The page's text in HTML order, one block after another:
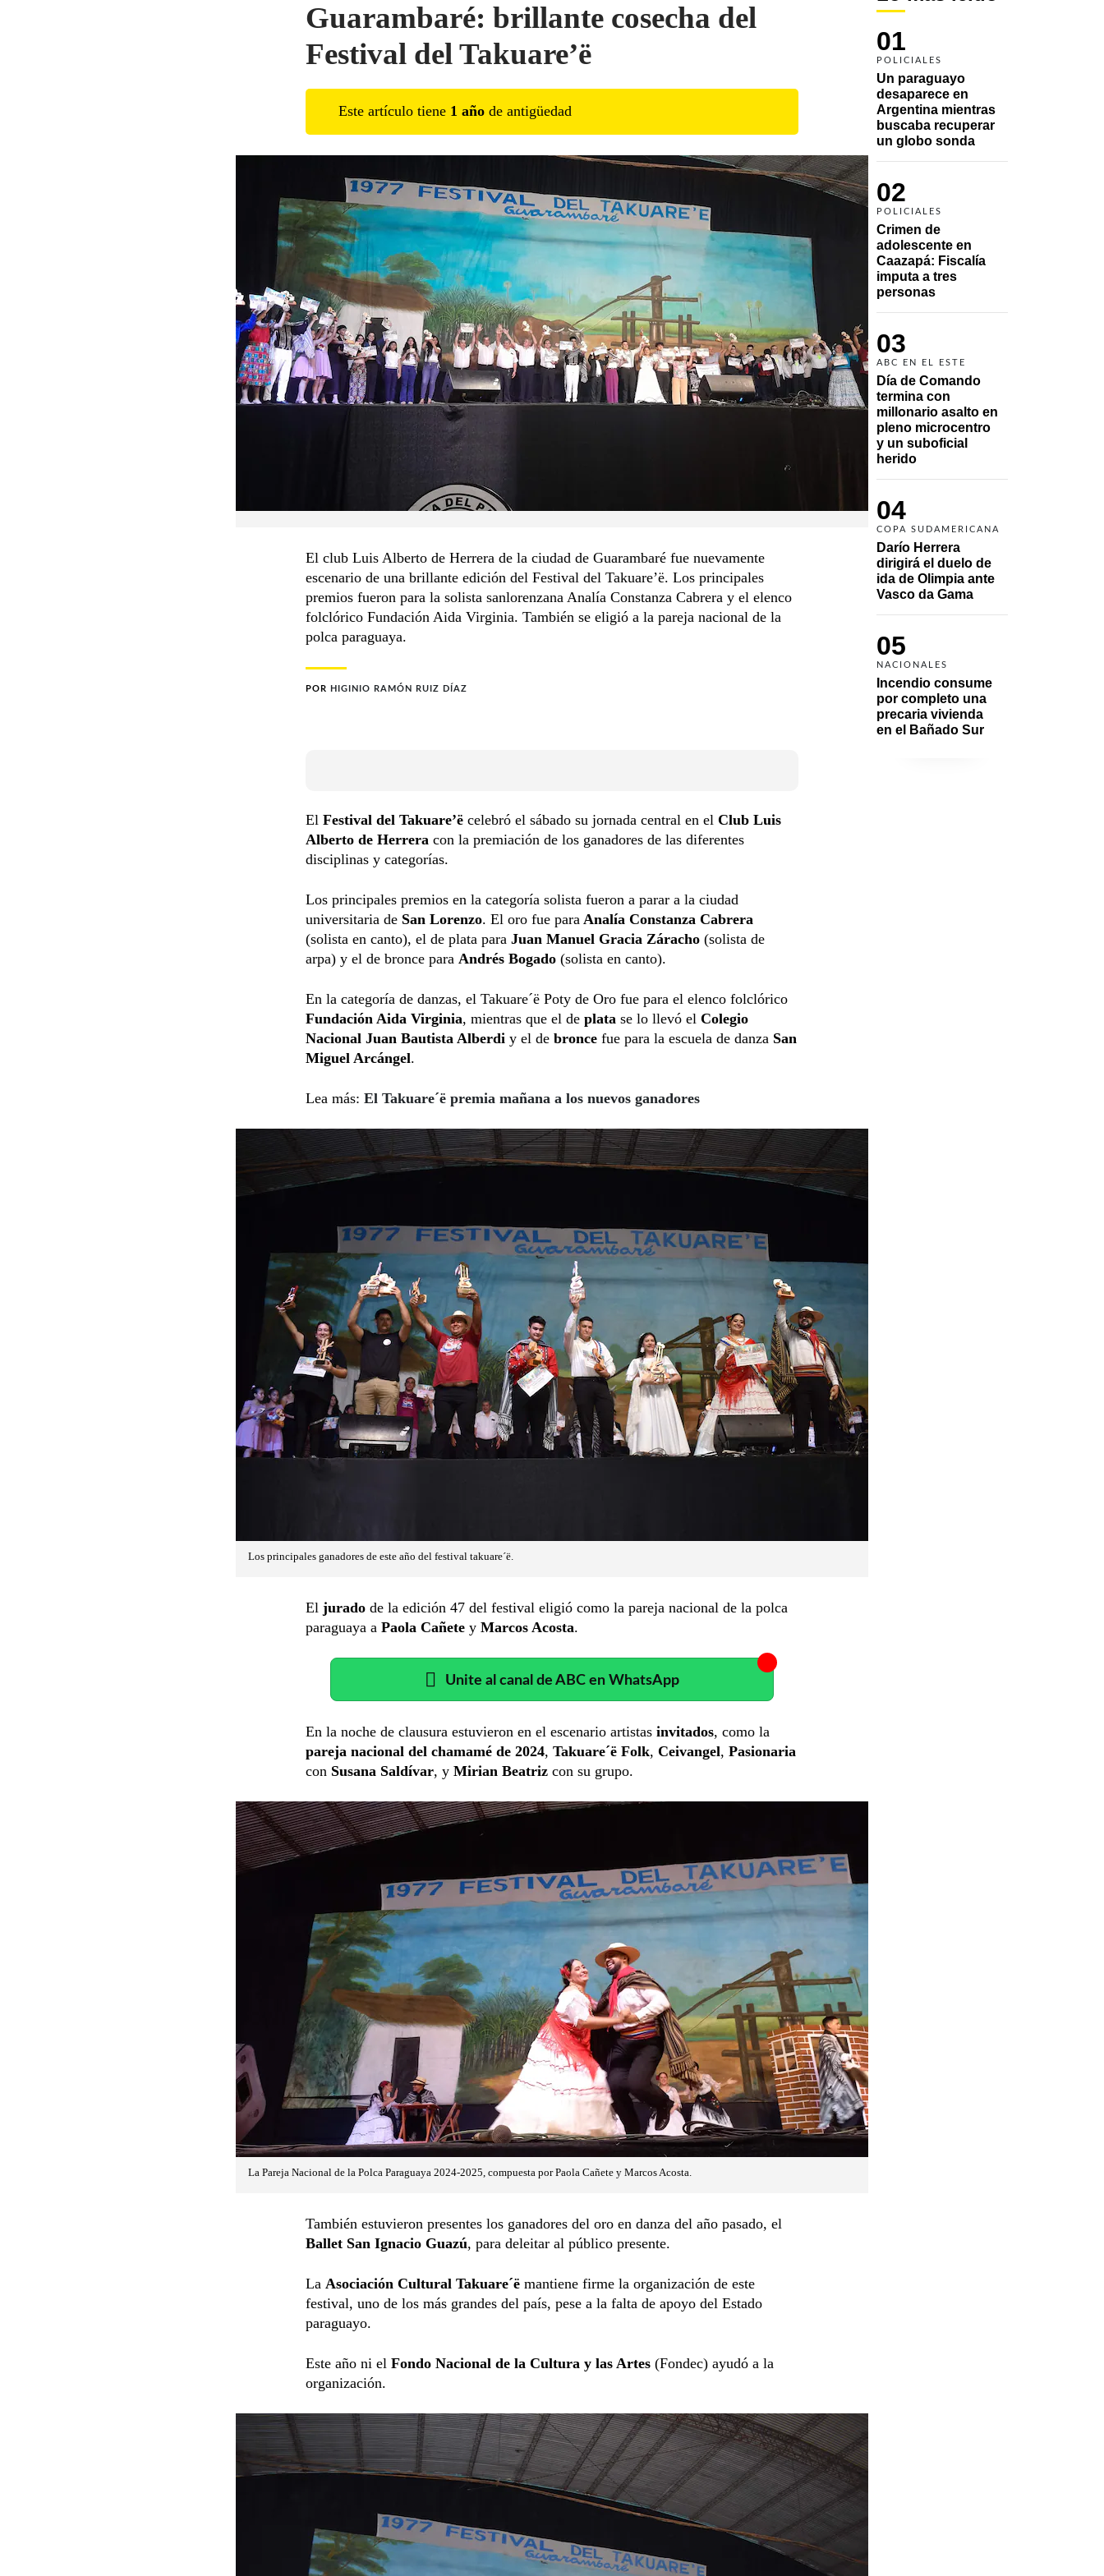
01
POLICIALES
Un paraguayo
desaparece en
Argentina mientras
buscaba recuperar
un globo sonda
02
POLICIALES
Crimen de
adolescente en
Caazapá: Fiscalía
imputa a tres
personas
03
ABC EN EL ESTE
Día de Comando
termina con
millonario asalto en
pleno microcentro
y un suboficial
herido
04
COPA SUDAMERICANA
Darío Herrera
dirigirá el duelo de
ida de Olimpia ante
Vasco da Gama
05
NACIONALES
Incendio consume
por completo una
precaria vivienda
en el Bañado Sur
Guarambaré: brillante cosecha del
Festival del Takuare’ë
Este artículo tiene 1 año de antigüedad
El club Luis Alberto de Herrera de la ciudad de Guarambaré fue nuevamente
escenario de una brillante edición del Festival del Takuare’ë. Los principales
premios fueron para la solista sanlorenzana Analía Constanza Cabrera y el elenco
folclórico Fundación Aida Virginia. También se eligió a la pareja nacional de la
polca paraguaya.
POR HIGINIO RAMÓN RUIZ DÍAZ
El Festival del Takuare’ë celebró el sábado su jornada central en el Club Luis
Alberto de Herrera con la premiación de los ganadores de las diferentes
disciplinas y categorías.
Los principales premios en la categoría solista fueron a parar a la ciudad
universitaria de San Lorenzo. El oro fue para Analía Constanza Cabrera
(solista en canto), el de plata para Juan Manuel Gracia Záracho (solista de
arpa) y el de bronce para Andrés Bogado (solista en canto).
En la categoría de danzas, el Takuare´ë Poty de Oro fue para el elenco folclórico
Fundación Aida Virginia, mientras que el de plata se lo llevó el Colegio
Nacional Juan Bautista Alberdi y el de bronce fue para la escuela de danza San
Miguel Arcángel.
Lea más: El Takuare´ë premia mañana a los nuevos ganadores
Los principales ganadores de este año del festival takuare´ë.
El jurado de la edición 47 del festival eligió como la pareja nacional de la polca
paraguaya a Paola Cañete y Marcos Acosta.
Unite al canal de ABC en WhatsApp
En la noche de clausura estuvieron en el escenario artistas invitados, como la
pareja nacional del chamamé de 2024, Takuare´ë Folk, Ceivangel, Pasionaria
con Susana Saldívar, y Mirian Beatriz con su grupo.
La Pareja Nacional de la Polca Paraguaya 2024-2025, compuesta por Paola Cañete y Marcos Acosta.
También estuvieron presentes los ganadores del oro en danza del año pasado, el
Ballet San Ignacio Guazú, para deleitar al público presente.
La Asociación Cultural Takuare´ë mantiene firme la organización de este
festival, uno de los más grandes del país, pese a la falta de apoyo del Estado
paraguayo.
Este año ni el Fondo Nacional de la Cultura y las Artes (Fondec) ayudó a la
organización.